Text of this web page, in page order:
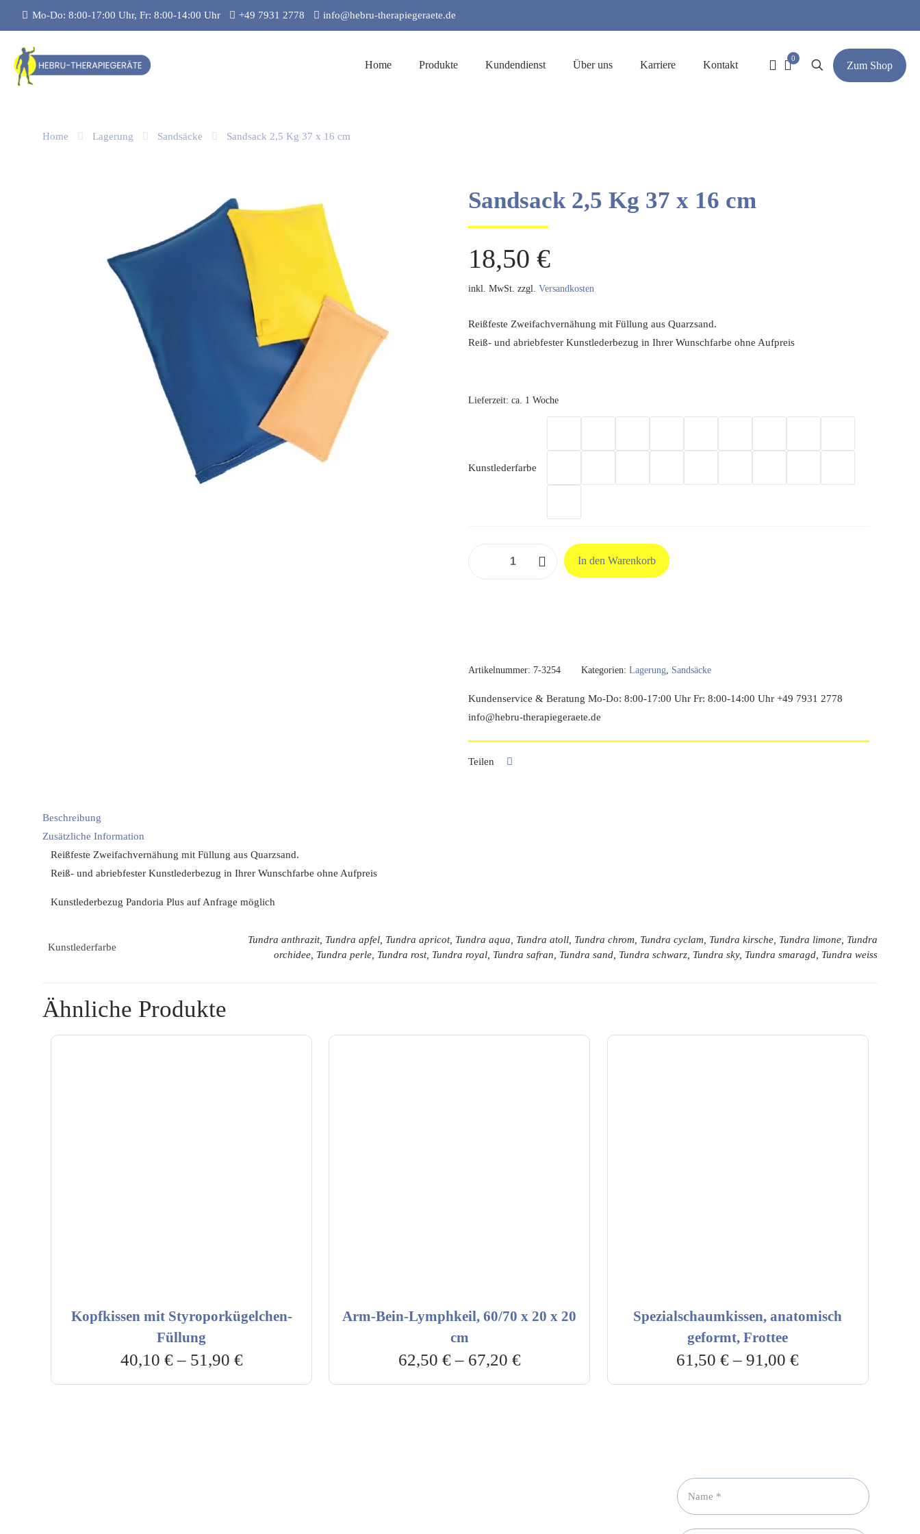
Mo-Do: 8:00-17:00 Uhr, Fr: 8:00-14:00 Uhr +49 7931 2778 info@hebru-therapiegeraete.de
Home Produkte Kundendienst Über uns Karriere Kontakt
0
Zum Shop
Home Lagerung Sandsäcke Sandsack 2,5 Kg 37 x 16 cm
Sandsack 2,5 Kg 37 x 16 cm
18,50 €
inkl. MwSt. zzgl. Versandkosten
Reißfeste Zweifachvernähung mit Füllung aus Quarzsand.
Reiß- und abriebfester Kunstlederbezug in Ihrer Wunschfarbe ohne Aufpreis
Lieferzeit: ca. 1 Woche
Kunstlederfarbe
In den Warenkorb
Artikelnummer: 7-3254 Kategorien: Lagerung, Sandsäcke
Kundenservice & Beratung Mo-Do: 8:00-17:00 Uhr Fr: 8:00-14:00 Uhr +49 7931 2778
info@hebru-therapiegeraete.de
Teilen
Beschreibung
Zusätzliche Information
Reißfeste Zweifachvernähung mit Füllung aus Quarzsand.
Reiß- und abriebfester Kunstlederbezug in Ihrer Wunschfarbe ohne Aufpreis
Kunstlederbezug Pandoria Plus auf Anfrage möglich
Kunstlederfarbe
Tundra anthrazit, Tundra apfel, Tundra apricot, Tundra aqua, Tundra atoll, Tundra chrom, Tundra cyclam, Tundra kirsche, Tundra limone, Tundra
orchidee, Tundra perle, Tundra rost, Tundra royal, Tundra safran, Tundra sand, Tundra schwarz, Tundra sky, Tundra smaragd, Tundra weiss
Ähnliche Produkte
Kopfkissen mit Styroporkügelchen-
Füllung
40,10 €– 51,90 €
Arm-Bein-Lymphkeil, 60/70 x 20 x 20
cm
62,50 €– 67,20 €
Spezialschaumkissen, anatomisch
geformt, Frottee
61,50€–91,00€